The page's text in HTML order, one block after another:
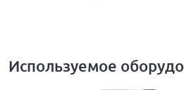
Используемое